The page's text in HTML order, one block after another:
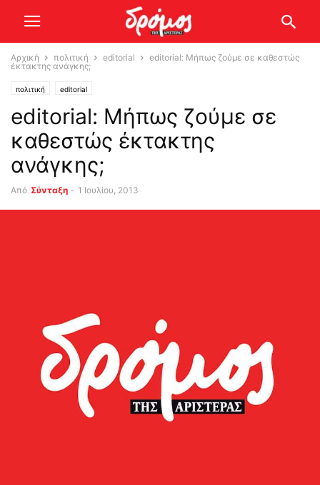
Αρχική πολιτική editorial
editorial: Μήπως ζούμε σε καθεστώς
έκτακτης ανάγκης;
πολιτική editorial
editorial: Μήπως ζούμε σε
καθεστώς έκτακτης
ανάγκης;
Από Σύνταξη - 1 Ιουλίου, 2013